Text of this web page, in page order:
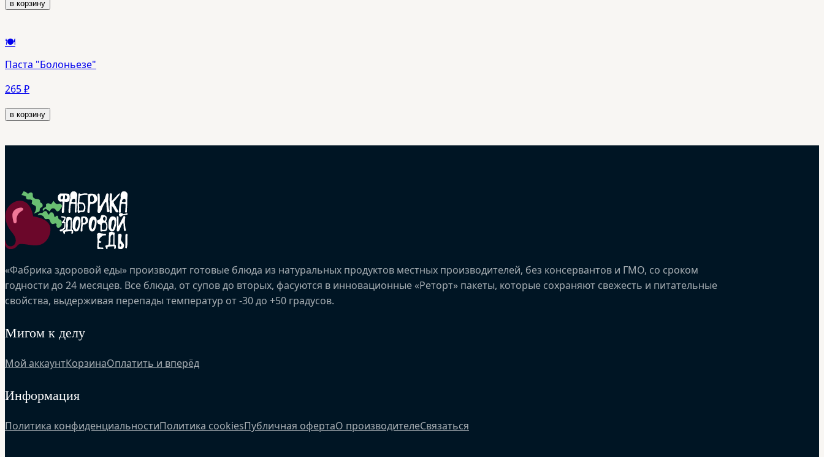
в корзину
🍽️
Паста "Болоньезе"
265 ₽
в корзину
«Фабрика здоровой еды» производит готовые блюда из натуральных продуктов местных производителей, без консервантов и ГМО, со сроком
годности до 24 месяцев. Все блюда, от супов до вторых, фасуются в инновационные «Реторт» пакеты, которые сохраняют свежесть и питательные
свойства, выдерживая перепады температур от -30 до +50 градусов.
Мигом к делу
Мой аккаунтКорзинаОплатить и вперёд
Информация
Политика конфиденциальностиПолитика cookiesПубличная офертаО производителеСвязаться